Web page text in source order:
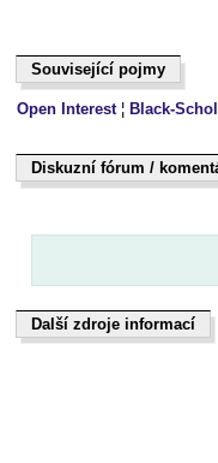
Související pojmy
Související pojmy
Open Interest¦ Black-
Diskuzní fórum /
Dukiszín fmóur /
Další zdroje informací
Další zdroje informací